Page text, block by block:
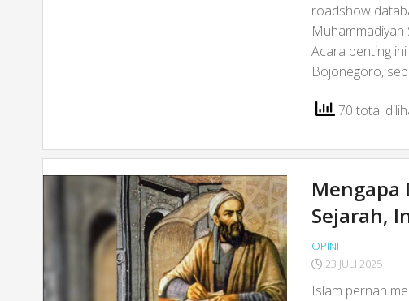
roadshow
Acara penting
Bojonegoro,
70 total
Sejarah,
OPINI
23 JULI 2025
Islam pernah